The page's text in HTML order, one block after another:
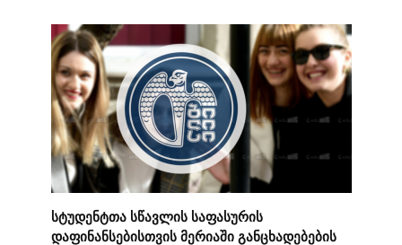
სტუდენტთა სწავლის საფასურის
დაფინანსებისთვის მერიაში განცხადებების